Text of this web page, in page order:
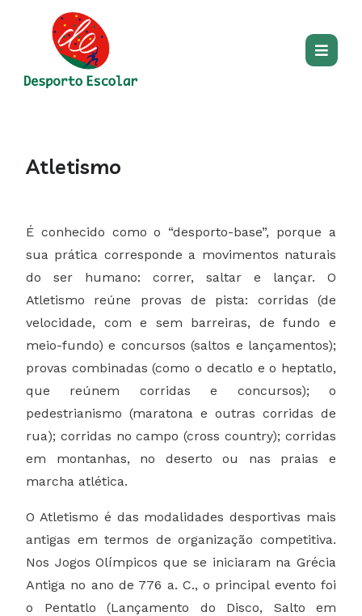
content
section
Atletismo
É conhecido como o “desporto-base”, porque a
sua prática corresponde a movimentos naturais
do ser humano: correr, saltar e lançar. O
Atletismo reúne provas de pista: corridas (de
velocidade, com e sem barreiras, de fundo e
meio-fundo) e concursos (saltos e lançamentos);
provas combinadas (como o decatlo e o heptatlo,
que reúnem corridas e concursos); o
pedestrianismo (maratona e outras corridas de
rua); corridas no campo (cross country); corridas
em montanhas, no deserto ou nas praias e
marcha atlética.
O Atletismo é das modalidades desportivas mais
antigas em termos de organização competitiva.
Nos Jogos Olímpicos que se iniciaram na Grécia
Antiga no ano de 776 a. C., o principal evento foi
o Pentatlo (Lançamento do Disco, Salto em